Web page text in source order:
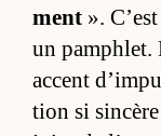
ment ».
un pam­phlet.
ac­cent
tion si